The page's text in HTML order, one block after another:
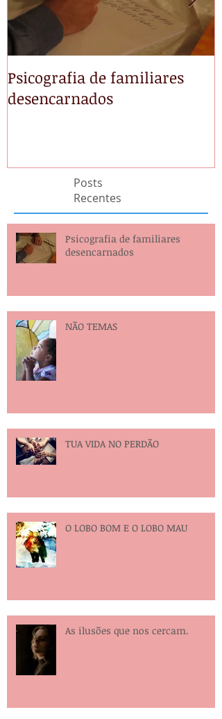
Psicografia de familiares
desencarnados
Posts
Recentes
Psicografia de familiares
desencarnados
NÃO TEMAS
TUA VIDA NO PERDÃO
O LOBO BOM E O LOBO MAU
As ilusões que nos cercam.